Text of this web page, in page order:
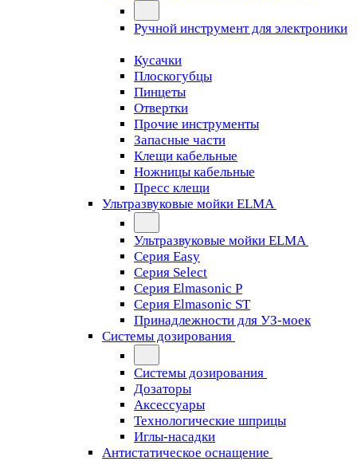
Ручной инструмент для электроники
Кусачки
Плоскогубцы
Пинцеты
Отвертки
Прочие инструменты
Запасные части
Клещи кабельные
Ножницы кабельные
Пресс клещи
Ультразвуковые мойки ELMA
Ультразвуковые мойки ELMA
Серия Easy
Серия Select
Серия Elmasonic P
Серия Elmasonic ST
Принадлежности для УЗ-моек
Системы дозирования
Системы дозирования
Дозаторы
Аксессуары
Технологические шприцы
Иглы-насадки
Антистатическое оснащение